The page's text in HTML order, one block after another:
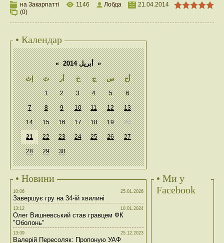
на Закарпатті 1146 Лобда
21.04.2014
(0)
• Календар
« أبريل 2014 »
إث
ث أر خ ج س أح
1 2 3 4 5 6
7 8 9 10 11 12 13
14 15 16 17 18 19 20
21 22 23 24 25 26 27
28 29 30
• Новини
10:06 25.01.2026
Завершує гру на 34-ій хвилині
13:12 10.01.2024
Олег Вишневський став гравцем ФК
"Оболонь"
13:09 25.12.2023
Валерій Пересоляк: Пропоную УАФ
• Ми у
Facebook